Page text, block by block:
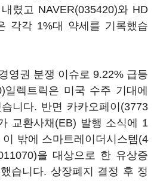
렸고 NAVER(035420)와 HD
각각 1%대 약세를 기록했습
영권 분쟁 이슈로 9.22% 급등
일렉트릭은 미국 수주 기대에
니다. 반면 카카오페이(3773
교환사채(EB) 발행 소식에 1
밖에 스마트레이더시스템(4
을 대상으로 한 유상증
습니다. 상장폐지 결정 후 정